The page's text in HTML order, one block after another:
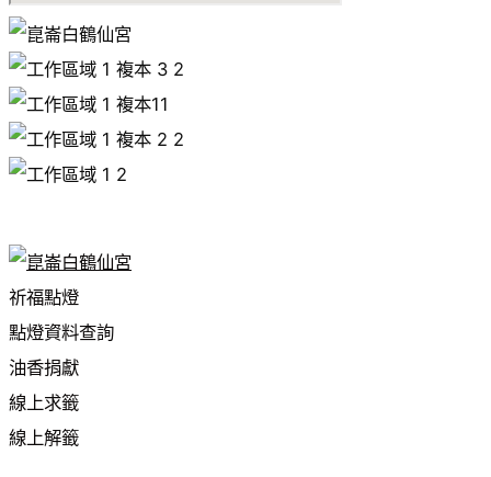
祈福點燈
點燈資料查詢
油香捐獻
線上求籤
線上解籤